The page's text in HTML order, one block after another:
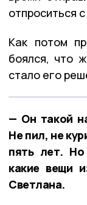
отпроситься
Как потом
боялся, что
стало его
— Он такой
Не пил, не
пять лет.
какие вещи
Светлана.